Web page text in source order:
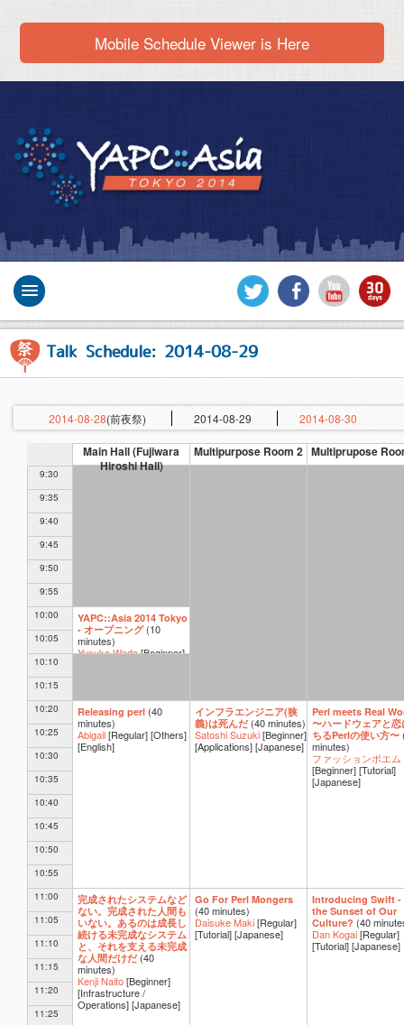
Mobile Schedule Viewer is Here
Talk Schedule: 2014-08-29
2014-08-28(前夜祭) 2014-08-29 2014-08-30
9:30
9:35
9:40
9:45
9:50
9:55
10:00
10:05
10:10
10:15
10:20
10:25
10:30
10:35
10:40
10:45
10:50
10:55
11:00
11:05
11:10
11:15
11:20
11:25
Main Hall (Fujiwara
Hiroshi Hall)
YAPC::Asia 2014 Tokyo
- オープニング(10
minutes)
Yusuke Wada[Beginner]
Releasing perl (40
minutes)
Abigail[Regular][Others]
[English]
完成されたシステムなど
ない。完成された人間も
いない。あるのは成長し
続ける未完成なシステム
と、それを支える未完成
な人間だけだ (40
minutes)
Kenji Naito[Beginner]
[Infrastructure /
Operations][Japanese]
Multipurpose Room 2
インフラエンジニア(狭
義)は死んだ (40 minutes)
Satoshi Suzuki[Beginner]
[Applications][Japanese]
Go For Perl Mongers
(40 minutes)
Daisuke Maki[Regular]
[Tutorial][Japanese]
Multiprupose
Perl meets Real
〜ハードウェアと恋
ちるPerlの使い方〜
minutes)
ファッションポエム
[Beginner][Tutorial]
[Japanese]
Introducing Swift -
the Sunset of Our
Culture? (40
Dan Kogai[Regular]
[Tutorial][Japanese]